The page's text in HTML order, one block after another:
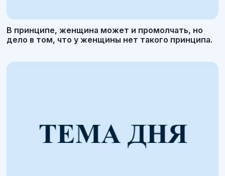
В принципе, женщина может и промолчать, но
дело в том, что у женщины нет такого принципа.